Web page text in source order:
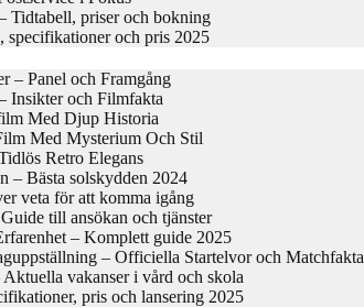
Tidtabell, priser och bokning
specifikationer och pris 2025
– Panel och Framgång
Insikter och Filmfakta
Med Djup Historia
Med Mysterium Och Stil
Retro Elegans
– Bästa solskydden 2024
veta för att komma igång
till ansökan och tjänster
– Komplett guide 2025
– Officiella Startelvor och Matchfakta
vakanser i vård och skola
pris och lansering 2025